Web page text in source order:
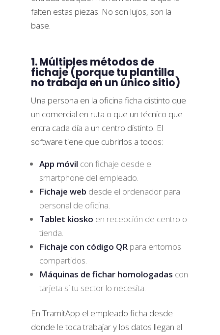
falten estas piezas. No son lujos, son la
base.
1. Múltiples métodos de
fichaje (porque tu plantilla
no trabaja en un único sitio)
Una persona en la oficina ficha distinto que
un comercial en ruta o que un técnico que
entra cada día a un centro distinto. El
software tiene que cubrirlos a todos:
App móvil con fichaje desde el
smartphone del empleado.
Fichaje web desde el ordenador para
personal de oficina.
Tablet kiosko en recepción de centro o
tienda.
Fichaje con código QRpara entornos
compartidos.
Máquinas de fichar homologadas con
tarjeta si tu sector lo necesita.
En TramitApp el empleado ficha desde
donde le toca trabajar y los datos llegan al